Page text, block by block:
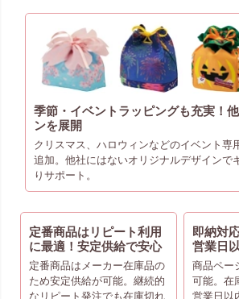
季節・イベントラッピングも充実！
ンを展開
クリスマス、ハロウィンなどのイベント専
追加。他社にはないオリジナルデザインで
りサポート。
定番商品はリピート利用
に最適！安定供給で安心
定番商品はメーカー在庫品の
ため安定供給が可能。継続的
なリピート発注でも在庫切れ
即納対
営業日
商品ペー
可能。在
営業日以